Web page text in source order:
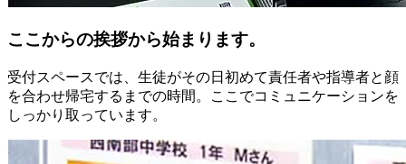
ここからの挨拶から始まります。
受付スペースでは、生徒がその日初めて責任者や指導者と顔
を合わせ帰宅するまでの時間。ここでコミュニケーションを
しっかり取っています。